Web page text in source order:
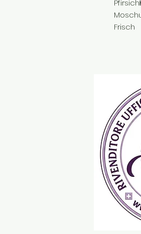
Pfirsich
Frisch